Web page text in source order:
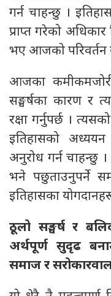
गर्न चाहन्छु ।
प्राप्त गरेको
भए आजको परिवर्तन
आजका
सङ्घर्षका कारण र
रक्षा गर्नुपर्छ ।
इतिहासको
अनुरोध गर्न चाहन्छु
भने पछुताउनुपर्ने
इतिहासका
ठूलो सङ्घर्ष र
अर्थपूर्ण सुदृढ
समाज र